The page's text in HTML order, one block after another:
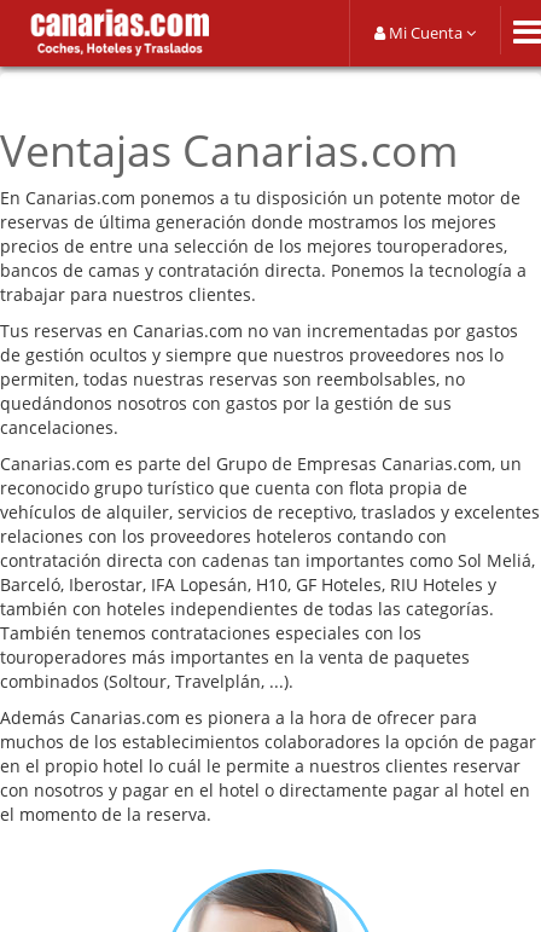
Mi Cuenta
Ventajas Canarias.com
En Canarias.com ponemos a tu disposición un potente motor de
reservas de última generación donde mostramos los mejores
precios de entre una selección de los mejores touroperadores,
bancos de camas y contratación directa. Ponemos la tecnología a
trabajar para nuestros clientes.
Tus reservas en Canarias.com no van incrementadas por gastos
de gestión ocultos y siempre que nuestros proveedores nos lo
permiten, todas nuestras reservas son reembolsables, no
quedándonos nosotros con gastos por la gestión de sus
cancelaciones.
Canarias.com es parte del Grupo de Empresas Canarias.com, un
reconocido grupo turístico que cuenta con flota propia de
vehículos de alquiler, servicios de receptivo, traslados y excelentes
relaciones con los proveedores hoteleros contando con
contratación directa con cadenas tan importantes como Sol Meliá,
Barceló, Iberostar, IFA Lopesán, H10, GF Hoteles, RIU Hoteles y
también con hoteles independientes de todas las categorías.
También tenemos contrataciones especiales con los
touroperadores más importantes en la venta de paquetes
combinados (Soltour, Travelplán, ...).
Además Canarias.com es pionera a la hora de ofrecer para
muchos de los establecimientos colaboradores la opción de pagar
en el propio hotel lo cuál le permite a nuestros clientes reservar
con nosotros y pagar en el hotel o directamente pagar al hotel en
el momento de la reserva.